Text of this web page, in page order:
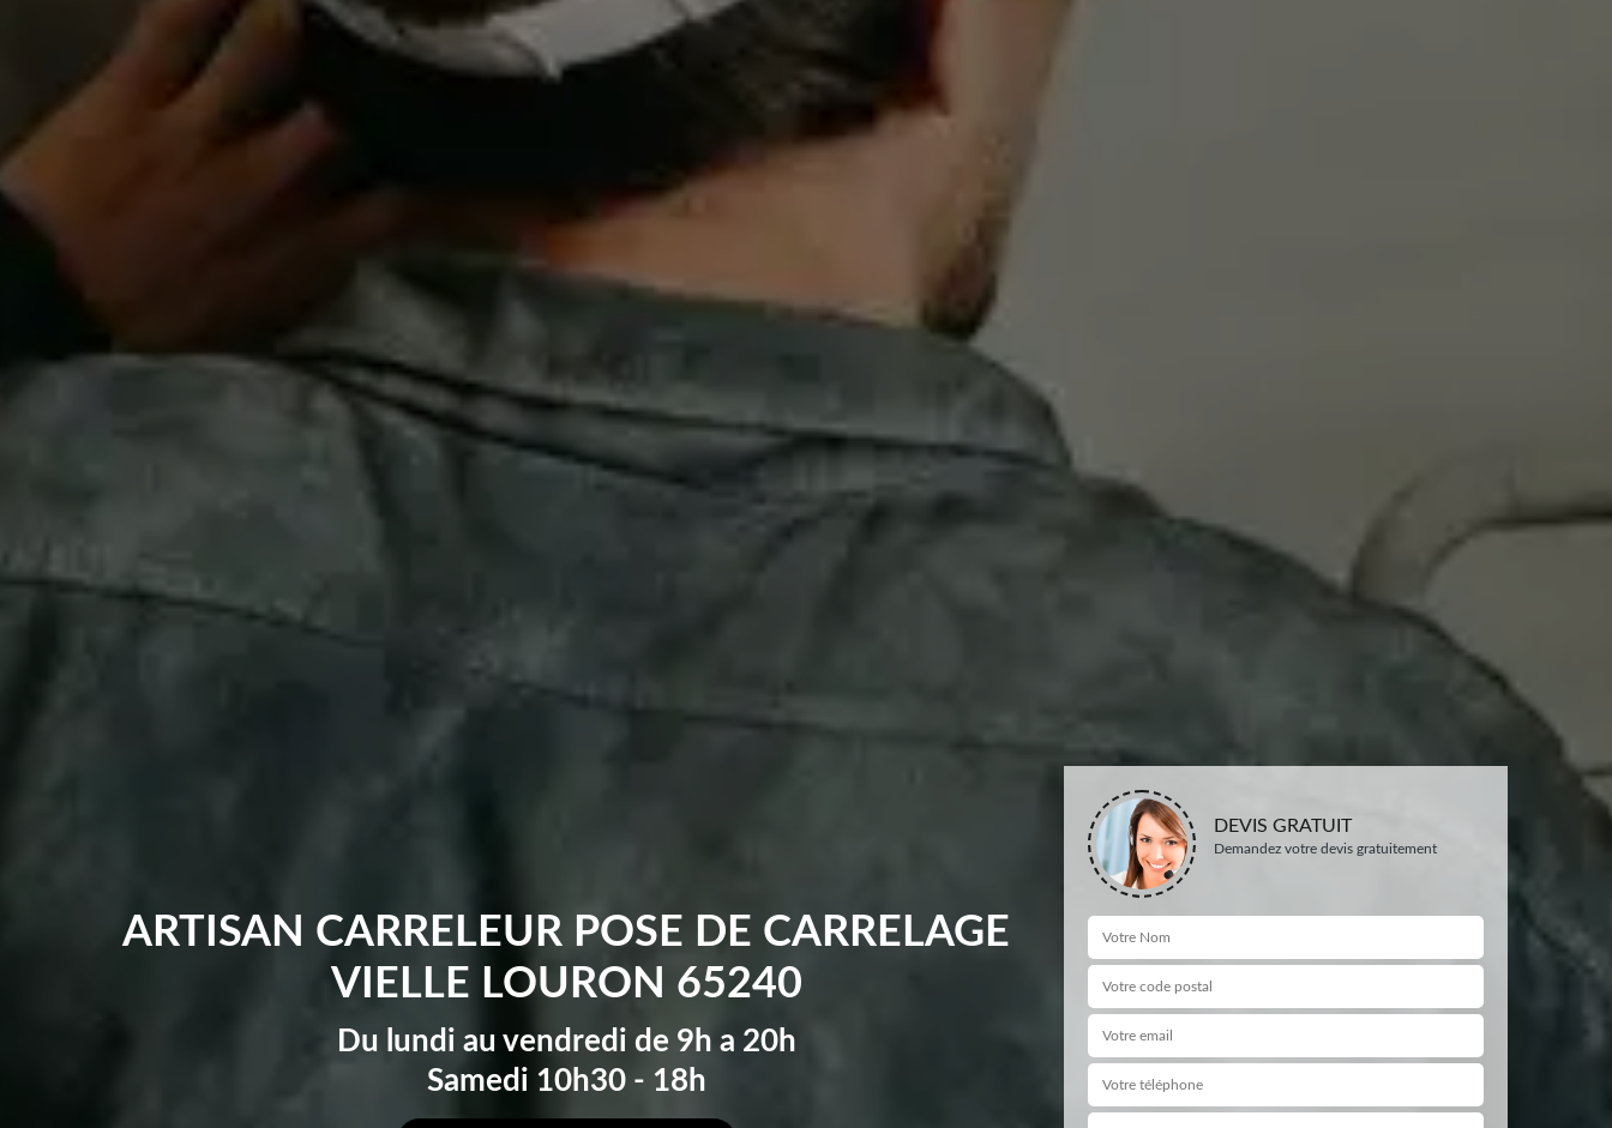
ARTISAN CARRELEUR POSE DE CARRELAGE
VIELLE LOURON 65240
Du lundi au vendredi de 9h a 20h
Samedi 10h30 - 18h
DEVIS GRATUIT
Demandez votre devis gratuitement